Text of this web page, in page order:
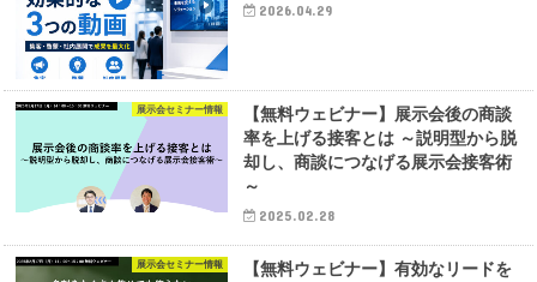
2026.04.29
展示会セミナー情報
【無料ウェビナー】展示会後の商談
率を上げる接客とは ～説明型から脱
却し、商談につなげる展示会接客術
～
2025.02.28
展示会セミナー情報
【無料ウェビナー】有効なリードを